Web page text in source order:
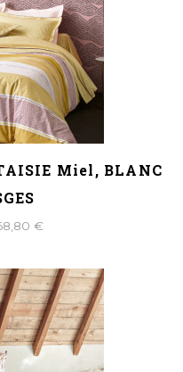
Miel, BLANC
€